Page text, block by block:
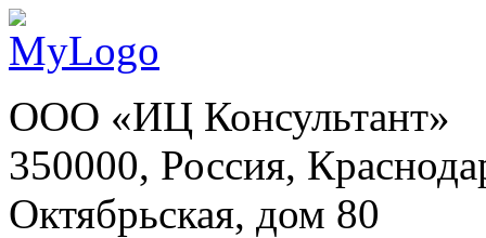
ООО «ИЦ Консультант»
350000, Россия,
Октябрьская, дом 80